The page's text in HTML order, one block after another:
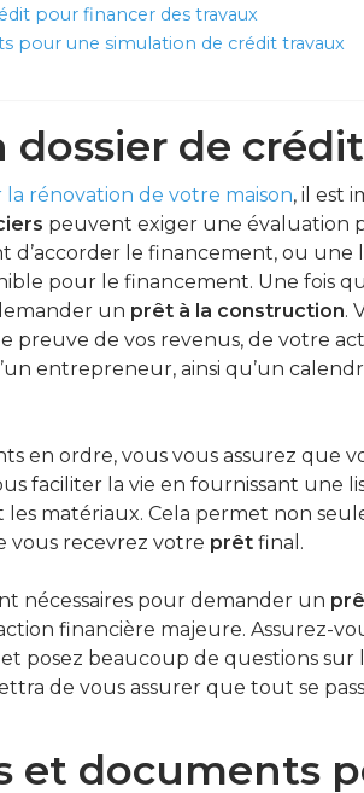
pour financer des travaux
pour une simulation de crédit travaux
dossier de
rénovation de votre maison, il est
peuvent exiger une évaluation
d’accorder le financement, ou
pour le financement. Une fois
un prêt à la construction.
preuve de vos revenus, de votre
entrepreneur, ainsi qu’un
en ordre, vous vous assurez que
faciliter la vie en fournissant une
matériaux. Cela permet non
vous recevrez votre prêt final.
nécessaires pour demander un
financière majeure. Assurez-
posez beaucoup de questions
de vous assurer que tout se
et documents